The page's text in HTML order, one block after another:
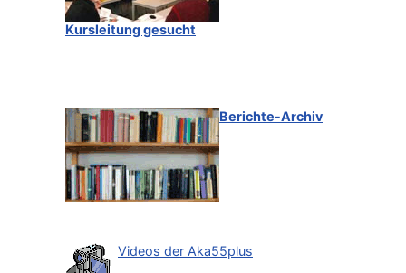
Kursleitung gesucht
Berichte-Archiv
Videos der Aka55plus